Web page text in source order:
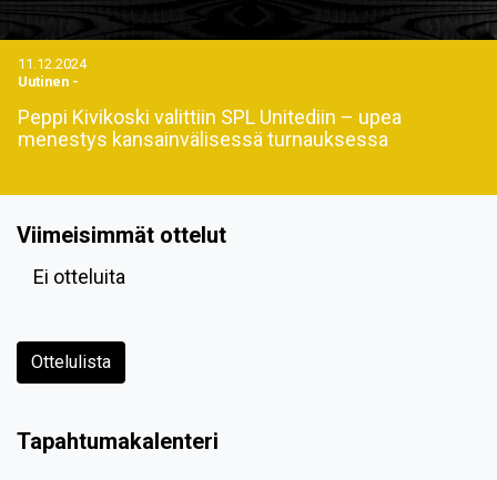
11.12.2024
Uutinen -
Peppi Kivikoski valittiin SPL Unitediin – upea
menestys kansainvälisessä turnauksessa
Viimeisimmät ottelut
Ei otteluita
Ottelulista
Tapahtumakalenteri